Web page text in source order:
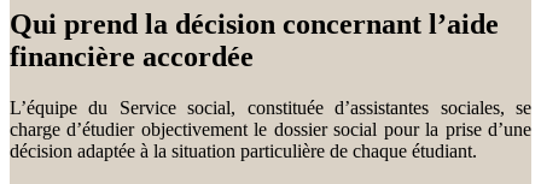
Qui prend la décision concernant l’aide
financière accordée
L’équipe du Service social, constituée d’assistantes sociales, se
charge d’étudier objectivement le dossier social pour la prise d’une
décision adaptée à la situation particulière de chaque étudiant.